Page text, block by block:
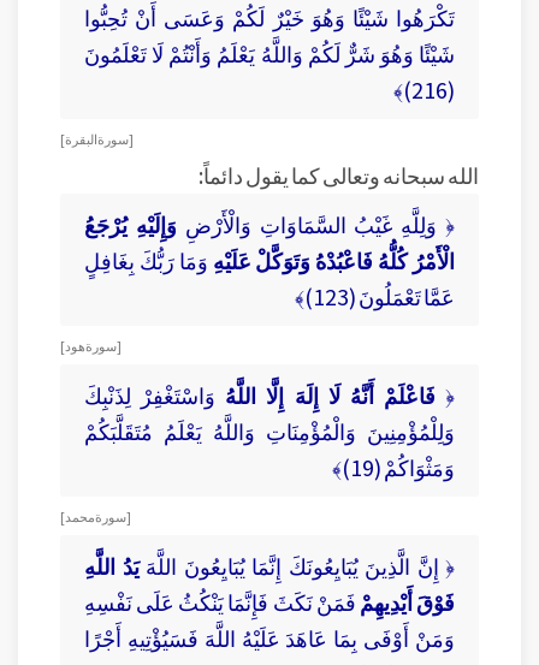
تَكْرَهُوا شَيْئًا وَهُوَ خَيْرٌ لَكُمْ وَعَسَى أَنْ تُحِبُّوا
شَيْئًا وَهُوَ شَرٌّ لَكُمْ وَاللَّهُ يَعْلَمُ وَأَنْتُمْ لَا تَعْلَمُونَ
(216)﴾
[ سورة البقرة ]
الله سبحانه وتعالى كما يقول دائماً:
﴿ وَلِلَّهِ غَيْبُ السَّمَاوَاتِ وَالْأَرْضِ وَإِلَيْهِ يُرْجَعُ
الْأَمْرُ كُلُّهُ فَاعْبُدْهُ وَتَوَكَّلْ عَلَيْهِ وَمَا رَبُّكَ بِغَافِلٍ
عَمَّا تَعْمَلُونَ (123)﴾
[ سورة هود ]
﴿ فَاعْلَمْ أَنَّهُ لَا إِلَهَ إِلَّا اللَّهُ وَاسْتَغْفِرْ لِذَنْبِكَ
وَلِلْمُؤْمِنِينَ وَالْمُؤْمِنَاتِ وَاللَّهُ يَعْلَمُ مُتَقَلَّبَكُمْ
وَمَثْوَاكُمْ (19)﴾
[ سورة محمد ]
﴿ إِنَّ الَّذِينَ يُبَايِعُونَكَ إِنَّمَا يُبَايِعُونَ اللَّهَيَدُ اللَّهِ
فَوْقَ أَيْدِيهِمْفَمَنْ نَكَثَ فَإِنَّمَا يَنْكُثُ عَلَى نَفْسِهِ
وَمَنْ أَوْفَى بِمَا عَاهَدَ عَلَيْهُ اللَّهَ فَسَيُؤْتِيهِ أَجْرًا